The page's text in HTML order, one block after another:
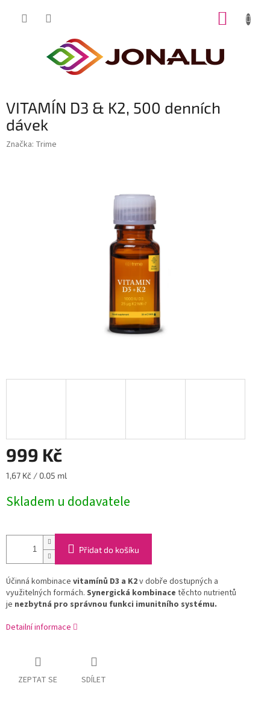
VITAMÍN D3 & K2, 500 denních
dávek
Značka: Trime
999 Kč
Měrná
1,67 Kč / 0.05 ml
Skladem u dodavatele
Přidat do košíku
Účinná kombinace vitamínů D3 a K2v dobře dostupných a
využitelných formách. Synergická kombinace těchto nutrientů
je nezbytná pro správnou funkci imunitního systému.
Detailní informace
ZEPTAT SE SDÍLET